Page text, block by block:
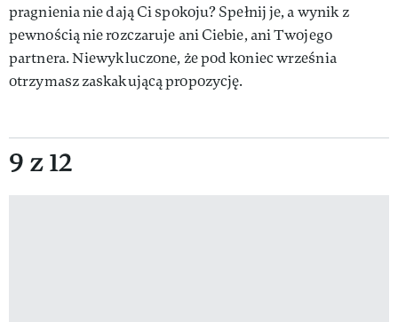
pragnienia nie dają Ci spokoju? Spełnij je, a wynik z
pewnością nie rozczaruje ani Ciebie, ani Twojego
partnera. Niewykluczone, że pod koniec września
otrzymasz zaskakującą propozycję.
9 z 12